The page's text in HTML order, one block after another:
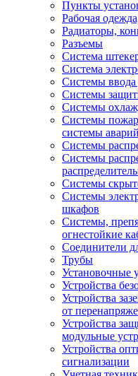
Пункты
Рабочая
Радиаторы,
Разъемы
Система
Система
Системы ввода
Системы
Системы
Системы
системы
Системы
Системы
Системы
Системы
шкафов
Системы,
огнестойкие
Соединители
Трубы
Установочные
Устройства
Устройства
от
Устройства
модульные
Устройства
сигнализации